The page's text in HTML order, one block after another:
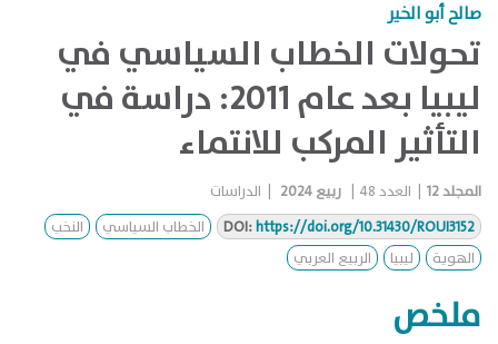
صالح أبو الخير
تحولات الخطاب السياسي في
ليبيا بعد عام 2011: دراسة في
التأثير المركب للانتماء
المجلد12 العدد48 ربيع 2024
الدراسات
DOI:https://doi.org/10.31430/ROUI3152 الخطاب السياسي
النخب
الهوية
ليبيا الربيع العربي
ملخص